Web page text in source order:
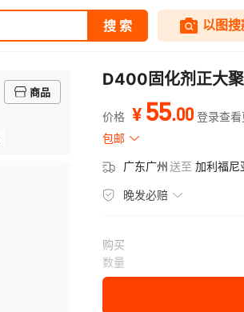
商品
D400固化剂正大
价格 ¥ 55.00 登录查
包邮
广东广州送至 加利福尼
晚发必赔
购买
数量